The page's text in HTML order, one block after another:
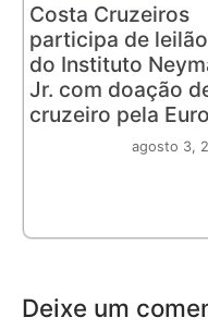
Costa Cruzeiros
participa de leilão
do Instituto
Jr. com doação
cruzeiro pela
agosto 3,
Deixe um